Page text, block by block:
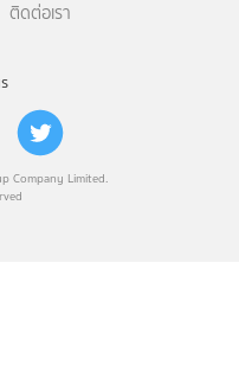
Company Limited.
ติดต่อเรา